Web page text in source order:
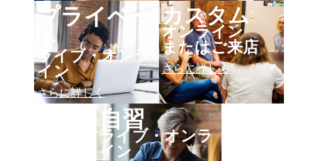
プライベー
ト
ライブ・オンラ
イン
さらに詳しく
カスタム
オンライン
またはご来店
さらに詳しく
自習
ライブ・オンラ
イン